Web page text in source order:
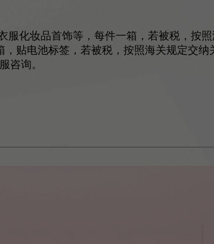
化妆品首饰等，每件一箱，若被税，按
贴电池标签，若被税，按照海关规定交纳
咨询。